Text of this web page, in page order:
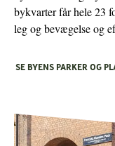
Carlsberg Byen er
vision. Det er et sted,
handler, går tur,
er hverken
bykvarter får hele 23
leg og bevægelse og
SE BYENS PARKER OG